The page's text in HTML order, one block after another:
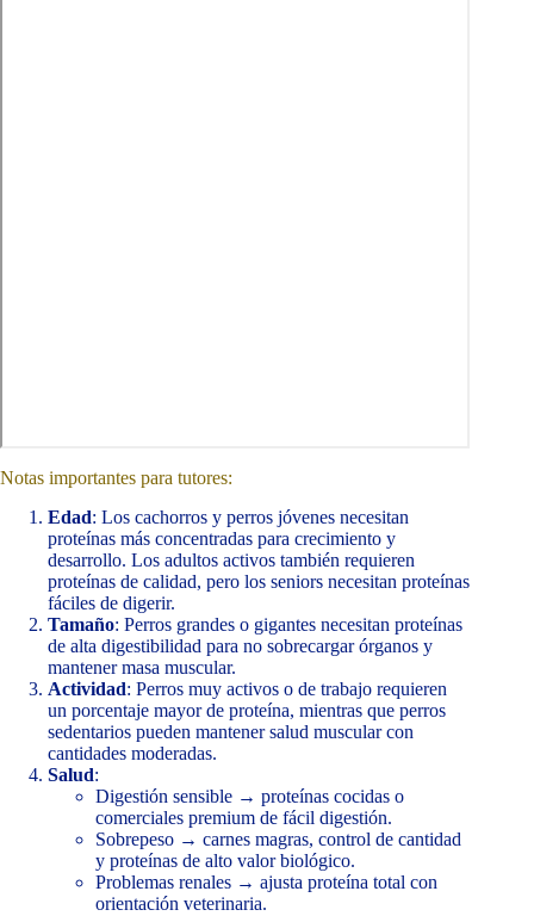
Notas importantes para tutores:
Edad: Los cachorros y perros jóvenes necesitan
proteínas más concentradas para crecimiento y
desarrollo. Los adultos activos también requieren
proteínas de calidad, pero los seniors necesitan proteínas
fáciles de digerir.
Tamaño: Perros grandes o gigantes necesitan proteínas
de alta digestibilidad para no sobrecargar órganos y
mantener masa muscular.
Actividad: Perros muy activos o de trabajo requieren
un porcentaje mayor de proteína, mientras que perros
sedentarios pueden mantener salud muscular con
cantidades moderadas.
Salud:
Digestión sensible → proteínas cocidas o
comerciales premium de fácil digestión.
Sobrepeso → carnes magras, control de cantidad
y proteínas de alto valor biológico.
Problemas renales → ajusta proteína total con
orientación veterinaria.